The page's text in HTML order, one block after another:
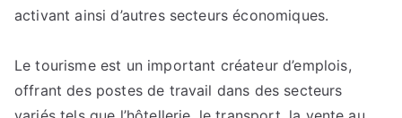
activant ainsi d’autres secteurs économiques.
Le tourisme est un important créateur d’emplois,
offrant des postes de travail dans des secteurs